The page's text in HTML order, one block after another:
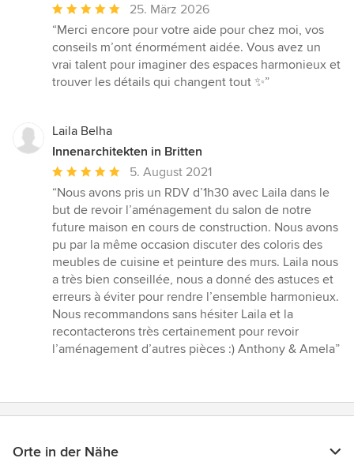
Durchschnittliche
Bewertung:
5
von
5
25. März 2026
“Merci encore pour votre aide pour chez moi, vos
conseils m’ont énormément aidée. Vous avez un
vrai talent pour imaginer des espaces harmonieux et
trouver les détails qui changent tout ✨”
Laila Belha
Innenarchitekten in Britten
Durchschnittliche
Bewertung:
5
von
5
Sternen
5. August 2021
“Nous avons pris un RDV d’1h30 avec Laila dans le
but de revoir l’aménagement du salon de notre
future maison en cours de construction. Nous avons
pu par la même occasion discuter des coloris des
meubles de cuisine et peinture des murs. Laila nous
a très bien conseillée, nous a donné des astuces et
erreurs à éviter pour rendre l’ensemble harmonieux.
Nous recommandons sans hésiter Laila et la
recontacterons très certainement pour revoir
l’aménagement d’autres pièces :) Anthony & Amela”
Orte in der Nähe